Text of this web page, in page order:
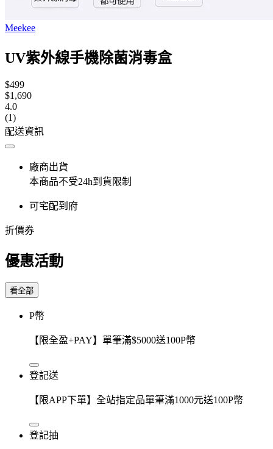
Meekee
UV紫外線手機除菌消毒盒
$499
$1,690
4.0
(1)
配送資訊
廠商出貨
本商品不受24h到貨限制
可宅配到府
折價券
優惠活動
看全部
P幣
【限全盈+PAY】單筆滿$5000送100P幣
登記送
【限APP下單】全站指定品單筆滿1000元送100P幣
登記抽